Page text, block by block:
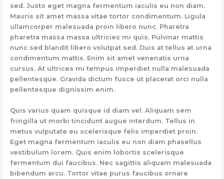
sed. Justo eget magna fermentum iaculis eu non diam.
Mauris sit amet massa vitae tortor condimentum. Ligula
ullamcorper malesuada proin libero nunc. Pharetra
pharetra massa massa ultricies mi quis. Pulvinar mattis
nunc sed blandit libero volutpat sed. Duis at tellus at urna
condimentum mattis. Enim sit amet venenatis urna
cursus. At ultrices mi tempus imperdiet nulla malesuada
pellentesque. Gravida dictum fusce ut placerat orci nulla
pellentesque dignissim enim.
Quis varius quam quisque id diam vel. Aliquam sem
fringilla ut morbi tincidunt augue interdum. Tellus in
metus vulputate eu scelerisque felis imperdiet proin.
Eget magna fermentum iaculis eu non diam phasellus
vestibulum lorem. Quis enim lobortis scelerisque
fermentum dui faucibus. Nec sagittis aliquam malesuada
bibendum arcu. Tortor vitae purus faucibus ornare